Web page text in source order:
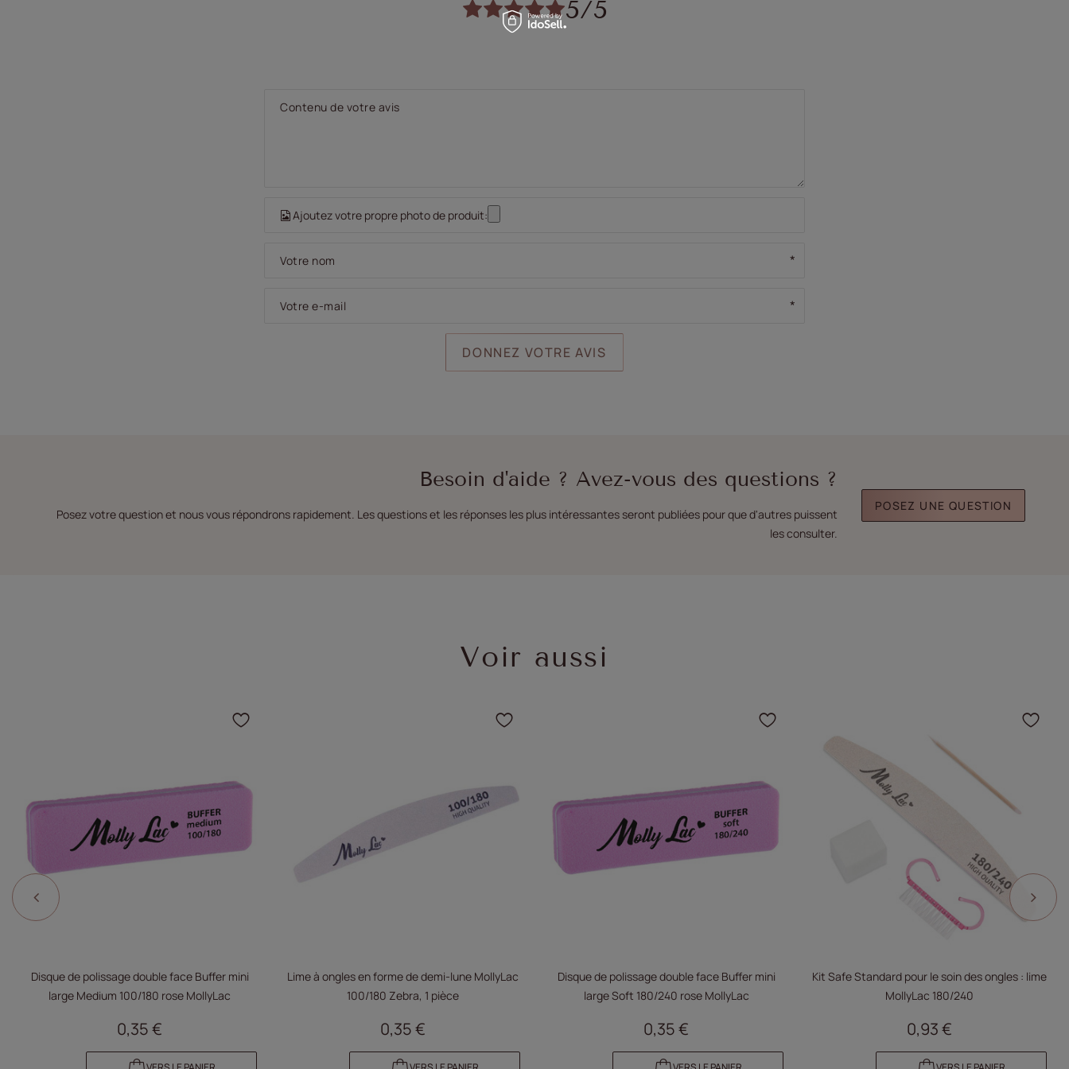
5/5
Contenu de votre avis
Ajoutez votre propre photo de produit:
Votre nom
Votre e-mail
DONNEZ VOTRE AVIS
Besoin d'aide ? Avez-vous des questions ?
Posez votre question et nous vous répondrons rapidement. Les questions et les réponses les plus intéressantes seront publiées pour que d'autres puissent
les consulter.
POSEZ UNE QUESTION
Voir aussi
Disque de polissage double face Buffer mini
large Medium 100/180 rose MollyLac
0,35 €
Cliquez pour ajouter le produit à vos favoris
Lime à ongles en forme de demi-lune MollyLac
100/180 Zebra, 1 pièce
0,35 €
Cliquez pour ajouter le produit à vos favoris
Disque de polissage double face Buffer mini
large Soft 180/240 rose MollyLac
0,35 €
Cliquez pour ajouter le produit à
Kit Safe Standard pour le soin des ongles : lime
MollyLac 180/240
0,93 €